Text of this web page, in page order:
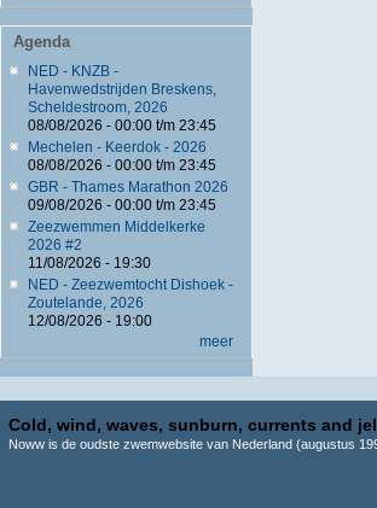
Agenda
NED - KNZB -
Havenwedstrijden Breskens,
Scheldestroom, 2026
08/08/2026 - 00:00t/m 23:45
Mechelen - Keerdok - 2026
08/08/2026 - 00:00t/m 23:45
GBR - Thames Marathon 2026
09/08/2026 - 00:00t/m 23:45
Zeezwemmen Middelkerke
2026 #2
11/08/2026 - 19:30
NED - Zeezwemtocht Dishoek -
Zoutelande, 2026
12/08/2026 - 19:00
meer
Cold, wind, waves, sunburn, currents and
Noww is de oudste zwemwebsite van Nederland (augustus